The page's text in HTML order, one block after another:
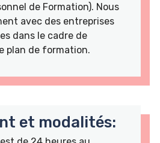
de Formation). Nous
avec des entreprises
dans le cadre de
plan de formation.
et modalités: